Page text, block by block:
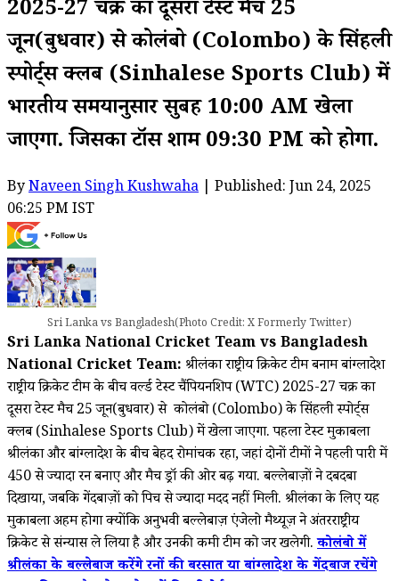
2025-27 चक्र का दूसरा टेस्ट मैच 25
जून(बुधवार) से कोलंबो (Colombo) के सिंहली
स्पोर्ट्स क्लब (Sinhalese Sports Club) में
भारतीय समयानुसार सुबह 10:00 AM खेला
जाएगा. जिसका टॉस शाम 09:30 PM को होगा.
ByNaveen Singh Kushwaha | Published: Jun 24, 2025
06:25 PM IST
Sri Lanka vs Bangladesh(Photo Credit: X Formerly Twitter)
Sri Lanka National Cricket Team vs Bangladesh
National Cricket Team: श्रीलंका राष्ट्रीय क्रिकेट टीम बनाम बांग्लादेश
राष्ट्रीय क्रिकेट टीम के बीच वर्ल्ड टेस्ट चैंपियनशिप (WTC) 2025-27 चक्र का
दूसरा टेस्ट मैच 25 जून(बुधवार) से कोलंबो (Colombo) के सिंहली स्पोर्ट्स
क्लब (Sinhalese Sports Club) में खेला जाएगा. पहला टेस्ट मुकाबला
श्रीलंका और बांग्लादेश के बीच बेहद रोमांचक रहा, जहां दोनों टीमों ने पहली पारी में
450 से ज्यादा रन बनाए और मैच ड्रॉ की ओर बढ़ गया. बल्लेबाज़ों ने दबदबा
दिखाया, जबकि गेंदबाज़ों को पिच से ज्यादा मदद नहीं मिली. श्रीलंका के लिए यह
मुकाबला अहम होगा क्योंकि अनुभवी बल्लेबाज़ एंजेलो मैथ्यूज़ ने अंतरराष्ट्रीय
क्रिकेट से संन्यास ले लिया है और उनकी कमी टीम को जरूर खलेगी.कोलंबो में
श्रीलंका के बल्लेबाज करेंगे रनों की बरसात या बांग्लादेश के गेंदबाज रचेंगे